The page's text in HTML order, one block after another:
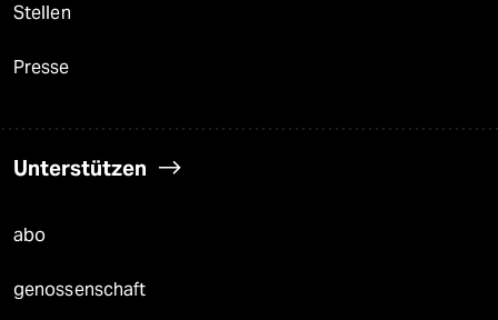
Stellen
Presse
Unterstützen
abo
genossenschaft